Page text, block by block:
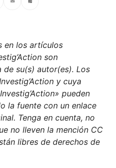
en los artículos
son
su(s) autor(es). Los
y cuya
pueden
la fuente con un enlace
Tenga en cuenta, no
no lleven la mención CC
libres de derechos de